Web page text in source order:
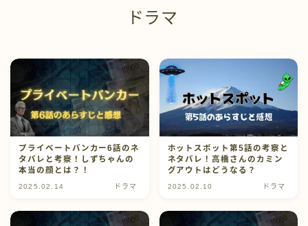
英語学習
ドラマ
イベント
日常生活
ドラマ
プライベートバンカー6話のネ
タバレと考察！しずちゃんの
本当の顔とは？！
2025.02.14 ドラマ
ホットスポット第5話の考察と
ネタバレ！高橋さんのカミン
グアウトはどうなる？
2025.02.10 ドラマ